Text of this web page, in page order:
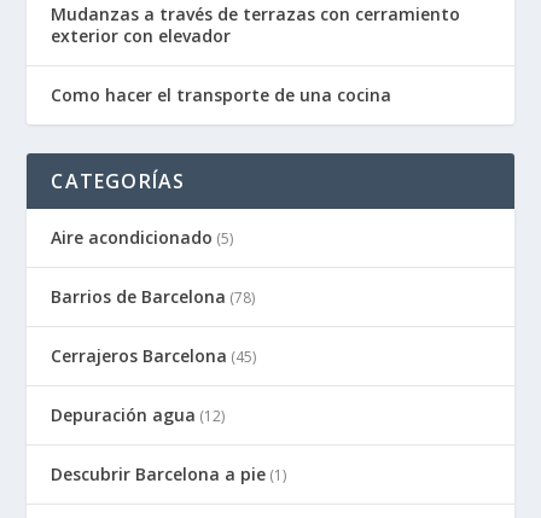
Mudanzas a través de terrazas con cerramiento
exterior con elevador
Como hacer el transporte de una cocina
CATEGORÍAS
Aire acondicionado (5)
Barrios de Barcelona (78)
Cerrajeros Barcelona (45)
Depuración agua (12)
Descubrir Barcelona a pie (1)